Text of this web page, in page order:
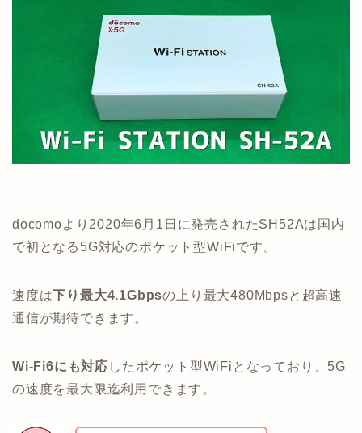
docomoより2020年6月1日に発売されたSH52Aは国内
で初となる5G対応のポケット型WiFiです。
速度は下り最大4.1Gbpsの上り最大480Mbpsと超高速
通信が期待できます。
Wi-Fi6にも対応 したポケット型WiFiとなっており、5G
の速度を最大限迄利用できます。